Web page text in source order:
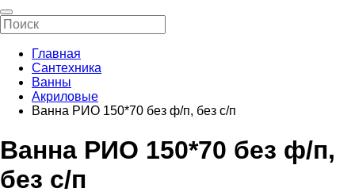
Главная
Сантехника
Ванны
Акриловые
Ванна РИО 150*70 без ф/п, без с/п
Ванна РИО 150*70 без ф/п,
без с/п